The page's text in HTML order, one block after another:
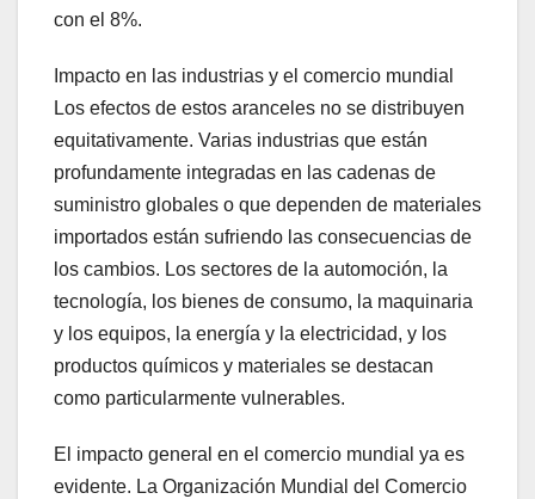
con el 8%.
Impacto en las industrias y el comercio mundial
Los efectos de estos aranceles no se distribuyen
equitativamente. Varias industrias que están
profundamente integradas en las cadenas de
suministro globales o que dependen de materiales
importados están sufriendo las consecuencias de
los cambios. Los sectores de la automoción, la
tecnología, los bienes de consumo, la maquinaria
y los equipos, la energía y la electricidad, y los
productos químicos y materiales se destacan
como particularmente vulnerables.
El impacto general en el comercio mundial ya es
evidente. La Organización Mundial del Comercio